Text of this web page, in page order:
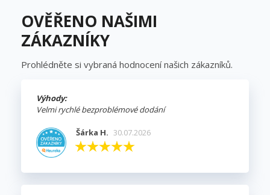
OVĚŘENO NAŠIMI
ZÁKAZNÍKY
Prohlédněte si vybraná hodnocení našich zákazníků.
Výhody:
Velmi rychlé bezproblémové dodání
Šárka H. 30.07.2026